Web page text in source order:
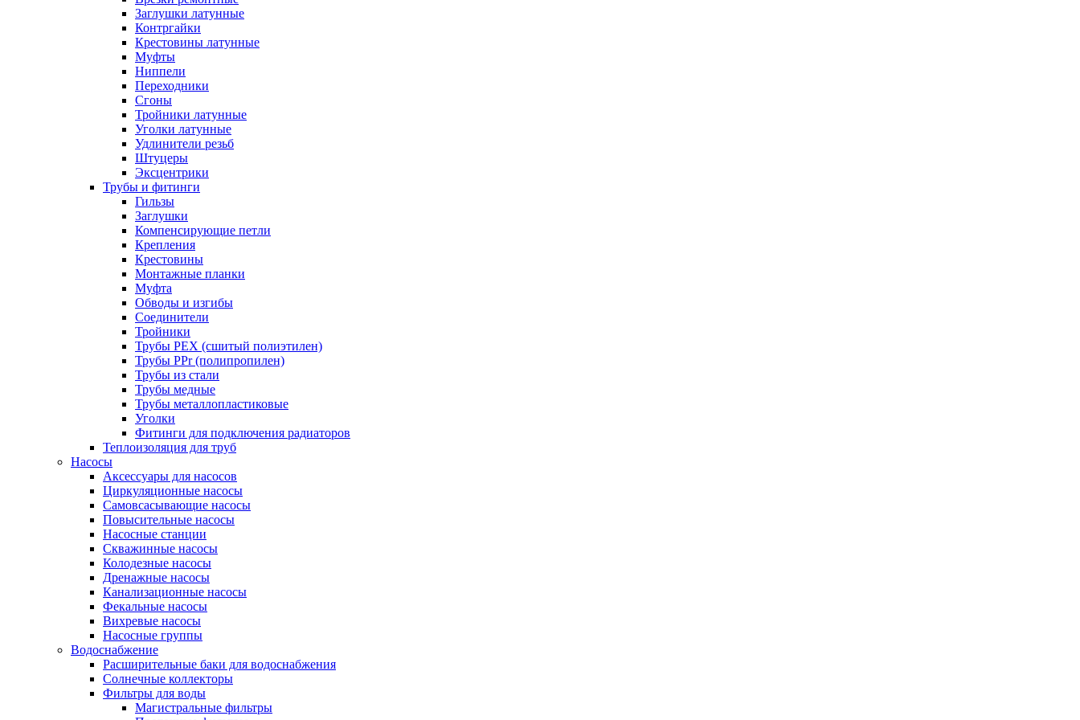
Заглушки латунные
Контргайки
Крестовины латунные
Муфты
Ниппели
Переходники
Сгоны
Тройники латунные
Уголки латунные
Удлинители резьб
Штуцеры
Эксцентрики
Трубы и фитинги
Гильзы
Заглушки
Компенсирующие петли
Крепления
Крестовины
Монтажные планки
Муфта
Обводы и изгибы
Соединители
Тройники
Трубы PEX (сшитый полиэтилен)
Трубы PPr (полипропилен)
Трубы из стали
Трубы медные
Трубы металлопластиковые
Уголки
Фитинги для подключения радиаторов
Теплоизоляция для труб
Насосы
Аксессуары для насосов
Циркуляционные насосы
Самовсасывающие насосы
Повысительные насосы
Насосные станции
Скважинные насосы
Колодезные насосы
Дренажные насосы
Канализационные насосы
Фекальные насосы
Вихревые насосы
Насосные группы
Водоснабжение
Расширительные баки для водоснабжения
Солнечные коллекторы
Фильтры для воды
Магистральные фильтры